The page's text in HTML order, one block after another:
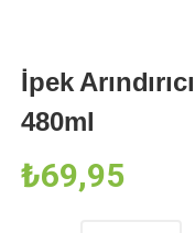
İpek
480ml
₺69,95